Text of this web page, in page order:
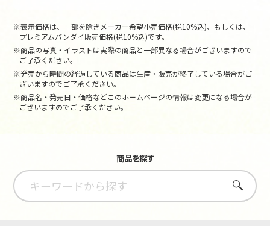
※表示価格は、一部を除きメーカー希望小売価格(税10%込)、もしくは、
プレミアムバンダイ販売価格(税10%込)です。
※商品の写真・イラストは実際の商品と一部異なる場合がございますので
ご了承ください。
※発売から時間の経過している商品は生産・販売が終了している場合がご
ざいますのでご了承ください。
※商品名・発売日・価格などこのホームページの情報は変更になる場合が
ございますのでご了承ください。
商品を探す
さがす